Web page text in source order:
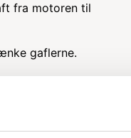
fra motoren til
gaflerne.